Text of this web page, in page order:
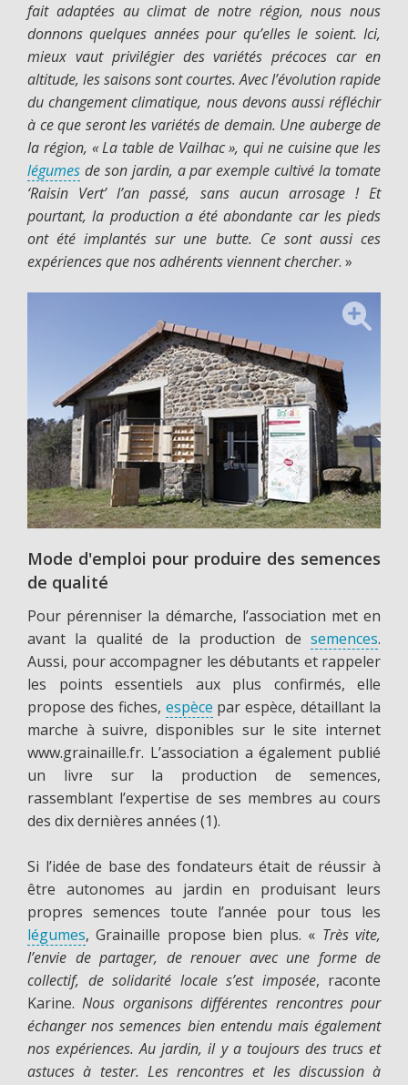
fait adaptées au climat de notre région, nous nous
donnons quelques années pour qu’elles le soient. Ici,
mieux vaut privilégier des variétés précoces car en
altitude, les saisons sont courtes. Avec l’évolution rapide
du changement climatique, nous devons aussi réfléchir
à ce que seront les variétés de demain. Une auberge de
la région, « La table de Vailhac », qui ne cuisine que les
légumes de son jardin, a par exemple cultivé la tomate
‘Raisin Vert’ l’an passé, sans aucun arrosage ! Et
pourtant, la production a été abondante car les pieds
ont été implantés sur une butte. Ce sont aussi ces
expériences que nos adhérents viennent chercher. »
Mode d'emploi pour produire des semences
de qualité
Pour pérenniser la démarche, l’association met en
avant la qualité de la production de semences.
Aussi, pour accompagner les débutants et rappeler
les points essentiels aux plus confirmés, elle
propose des fiches, espèce par espèce, détaillant la
marche à suivre, disponibles sur le site internet
www.grainaille.fr. L’association a également publié
un livre sur la production de semences,
rassemblant l’expertise de ses membres au cours
des dix dernières années (1).
Si l’idée de base des fondateurs était de réussir à
être autonomes au jardin en produisant leurs
propres semences toute l’année pour tous les
légumes, Grainaille propose bien plus. « Très vite,
l’envie de partager, de renouer avec une forme de
collectif, de solidarité locale s’est imposée, raconte
Karine.Nous organisons différentes rencontres pour
échanger nos semences bien entendu mais également
nos expériences. Au jardin, il y a toujours des trucs et
astuces à tester. Les rencontres et les discussion à